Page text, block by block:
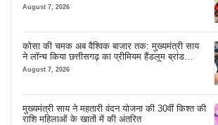
August 7, 2026
कोसा की चमक अब वैश्विक बाजार तक: मुख्यमंत्री साय
ने लॉन्च किया छत्तीसगढ़ का प्रीमियम हैंडलूम ब्रांड
‘कोशल फैब’
August 7, 2026
मुख्यमंत्री साय ने महतारी वंदन योजना की 30वीं किश्त की
राशि महिलाओं के खातों में की अंतरित